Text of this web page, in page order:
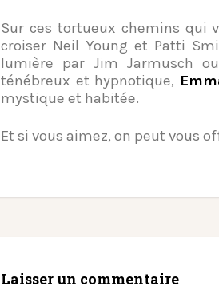
Sur ces tortueux chemins qui
croiser Neil Young et Patti
lumière par Jim Jarmusch
ténébreux et hypnotique,
mystique et habitée.
Et si vous aimez, on peut vous
Laisser un commentaire